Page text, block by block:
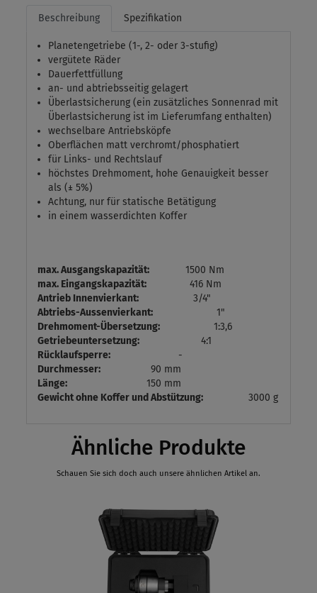
Beschreibung Spezifikation
Planetengetriebe (1-, 2- oder 3-stufig)
vergütete Räder
Dauerfettfüllung
an- und abtriebsseitig gelagert
Überlastsicherung (ein zusätzliches Sonnenrad mit
Überlastsicherung ist im Lieferumfang enthalten)
wechselbare Antriebsköpfe
Oberflächen matt verchromt/phosphatiert
für Links- und Rechtslauf
höchstes Drehmoment, hohe Genauigkeit besser
als (± 5%)
Achtung, nur für statische Betätigung
in einem wasserdichten Koffer
max. Ausgangskapazität:
1500 Nm
max. Eingangskapazität:
416 Nm
Antrieb Innenvierkant:
3/4"
Abtriebs-Aussenvierkant:
1"
Drehmoment-Übersetzung:
1:3,6
Getriebeuntersetzung:
4:1
Rücklaufsperre:
-
Durchmesser:
90 mm
Länge:
150 mm
Gewicht ohne Koffer und Abstützung:
3000 g
Ähnliche Produkte
Schauen Sie sich doch auch unsere ähnlichen Artikel an.